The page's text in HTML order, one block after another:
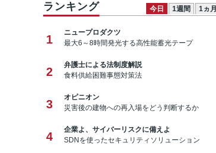
ランキング 今日 1週間 1ヵ月
1
ニュープロダクツ
最大6～8時間発光する高性能蓄光テープ
2
弁護士による法制度解説
食料供給困難事態対策法
3
オピニオン
災害後の建物への再入場をどう判断するか
4
企業よ、サイバーリスクに備えよ
SDNを使ったセキュリティソリューション